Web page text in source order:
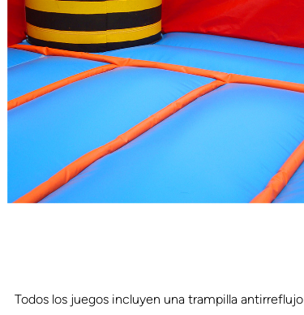
Todos los juegos incluyen una trampilla antirreflujo